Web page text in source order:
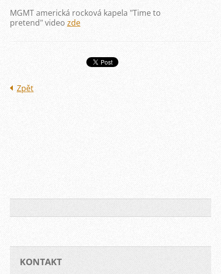
MGMT americká rocková kapela "Time to
pretend" video zde
Zpět
KONTAKT